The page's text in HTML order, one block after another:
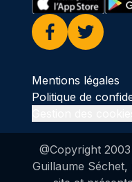
Facebook
Twitter
Mentions légales
Politique de
@Copyright
Guillaume